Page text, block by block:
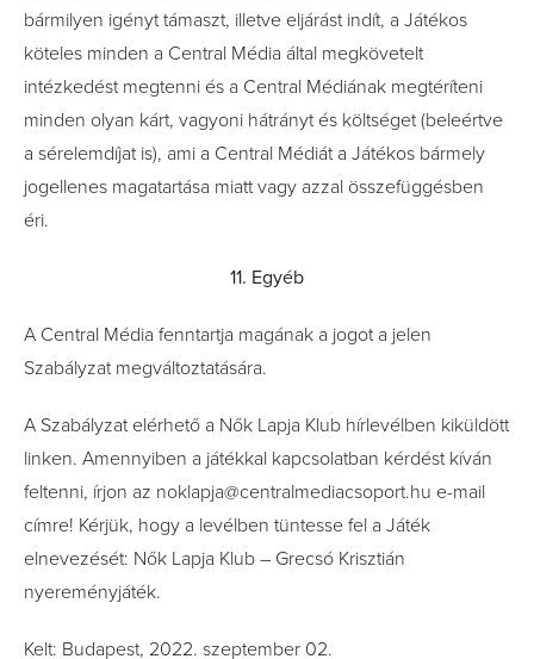
bármilyen igényt támaszt, illetve eljárást indít, a Játékos
köteles minden a Central Média által megkövetelt
intézkedést megtenni és a Central Médiának megtéríteni
minden olyan kárt, vagyoni hátrányt és költséget (beleértve
a sérelemdíjat is), ami a Central Médiát a Játékos bármely
jogellenes magatartása miatt vagy azzal összefüggésben
éri.
11. Egyéb
A Central Média fenntartja magának a jogot a jelen
Szabályzat megváltoztatására.
A Szabályzat elérhető a Nők Lapja Klub hírlevélben kiküldött
linken. Amennyiben a játékkal kapcsolatban kérdést kíván
feltenni, írjon az noklapja@centralmediacsoport.hu e-mail
címre! Kérjük, hogy a levélben tüntesse fel a Játék
elnevezését: Nők Lapja Klub – Grecsó Krisztián
nyereményjáték.
Kelt: Budapest, 2022. szeptember 02.